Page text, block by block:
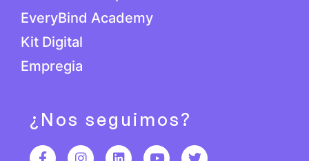
EveryBind Academy
Kit Digital
Empregia
¿Nos seguimos?